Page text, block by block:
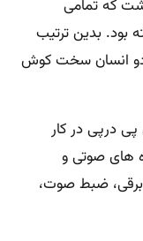
که تمامی
بود. بدین ترتیب
انسان سخت کوش
درپی در کار
های صوتی و
برقی، ضبط صوت،